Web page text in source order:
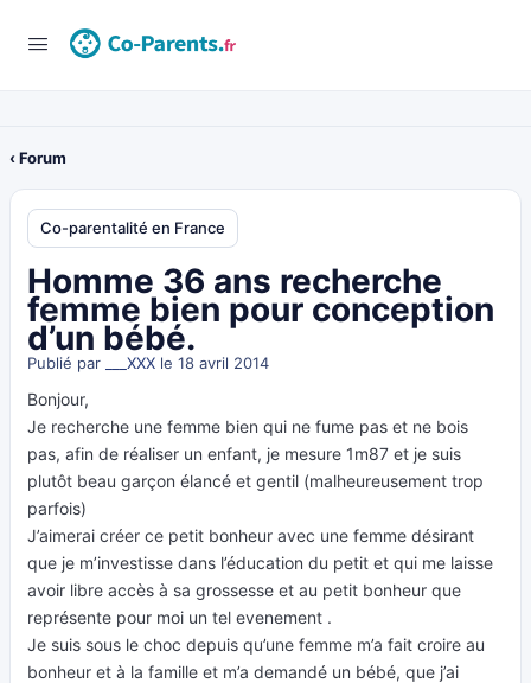
‹ Forum
Co-parentalité en France
Homme 36 ans recherche
femme bien pour conception
d’un bébé.
Publié par ___XXX le 18 avril 2014
Bonjour,
Je recherche une femme bien qui ne fume pas et ne bois
pas, afin de réaliser un enfant, je mesure 1m87 et je suis
plutôt beau garçon élancé et gentil (malheureusement trop
parfois)
J’aimerai créer ce petit bonheur avec une femme désirant
que je m’investisse dans l’éducation du petit et qui me laisse
avoir libre accès à sa grossesse et au petit bonheur que
représente pour moi un tel evenement .
Je suis sous le choc depuis qu’une femme m’a fait croire au
bonheur et à la famille et m’a demandé un bébé, que j’ai